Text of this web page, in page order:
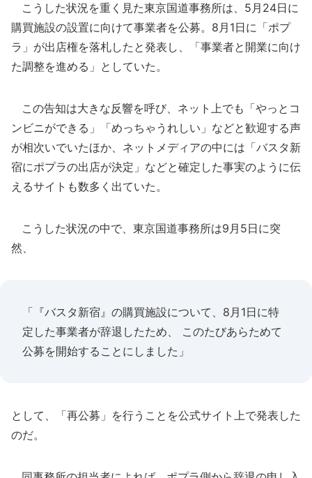
こうした状況を重く見た東京国道事務所は、5月24日に
購買施設の設置に向けて事業者を公募。8月1日に「ポプ
ラ」が出店権を落札したと発表し、「事業者と開業に向け
た調整を進める」としていた。
この告知は大きな反響を呼び、ネット上でも「やっとコ
ンビニができる」「めっちゃうれしい」などと歓迎する声
が相次いでいたほか、ネットメディアの中には「バスタ新
宿にポプラの出店が決定」などと確定した事実のように伝
えるサイトも数多く出ていた。
こうした状況の中で、東京国道事務所は9月5日に突
然、
「『バスタ新宿』の購買施設について、8月1日に特
定した事業者が辞退したため、 このたびあらためて
公募を開始することにしました」
として、「再公募」を行うことを公式サイト上で発表した
のだ。